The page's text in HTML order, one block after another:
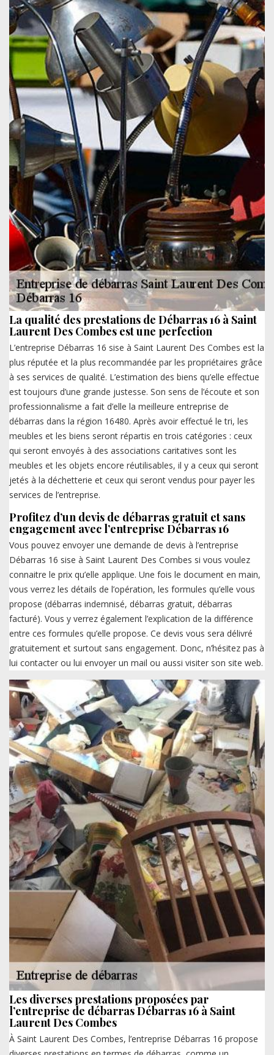
La qualité des prestations de Débarras 16 à Saint
Laurent Des Combes est une perfection
L’entreprise Débarras 16 sise à Saint Laurent Des Combes est la
plus réputée et la plus recommandée par les propriétaires grâce
à ses services de qualité. L’estimation des biens qu’elle effectue
est toujours d’une grande justesse. Son sens de l’écoute et son
professionnalisme a fait d’elle la meilleure entreprise de
débarras dans la région 16480. Après avoir effectué le tri, les
meubles et les biens seront répartis en trois catégories : ceux
qui seront envoyés à des associations caritatives sont les
meubles et les objets encore réutilisables, il y a ceux qui seront
jetés à la déchetterie et ceux qui seront vendus pour payer les
services de l’entreprise.
Profitez d’un devis de débarras gratuit et sans
engagement avec l’entreprise Débarras 16
Vous pouvez envoyer une demande de devis à l’entreprise
Débarras 16 sise à Saint Laurent Des Combes si vous voulez
connaitre le prix qu’elle applique. Une fois le document en main,
vous verrez les détails de l’opération, les formules qu’elle vous
propose (débarras indemnisé, débarras gratuit, débarras
facturé). Vous y verrez également l’explication de la différence
entre ces formules qu’elle propose. Ce devis vous sera délivré
gratuitement et surtout sans engagement. Donc, n’hésitez pas à
lui contacter ou lui envoyer un mail ou aussi visiter son site web.
Les diverses prestations proposées par
l’entreprise de débarras Débarras 16 à Saint
Laurent Des Combes
À Saint Laurent Des Combes, l’entreprise Débarras 16 propose